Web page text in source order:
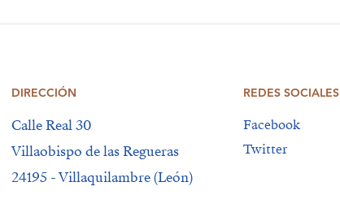
DIRECCIÓN
Calle Real 30
Villaobispo de las Regueras
24195 - Villaquilambre (León)
REDES SOCIALES
Facebook
Twitter